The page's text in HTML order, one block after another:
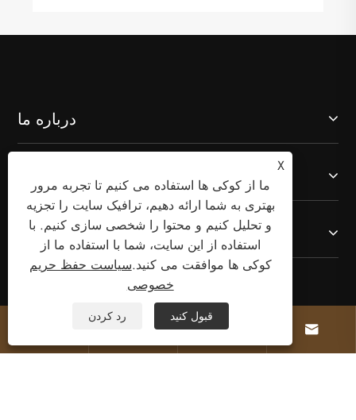
درباره ما
با ما تماس بگیرید
 
X
ما از کوکی ها استفاده می کنیم تا تجربه مرور
بهتری به شما ارائه دهیم، ترافیک سایت را تجزیه
و تحلیل کنیم و محتوا را شخصی سازی کنیم. با
استفاده از این سایت، شما با استفاده ما از
کوکی ها موافقت می کنید.سیاست حفظ حریم
خصوصی
رد کردن قبول کنید